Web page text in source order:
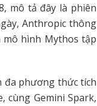
mô tả đây là phiên
Anthropic thông
mô hình Mythos tập
đa phương thức tích
cùng Gemini Spark,